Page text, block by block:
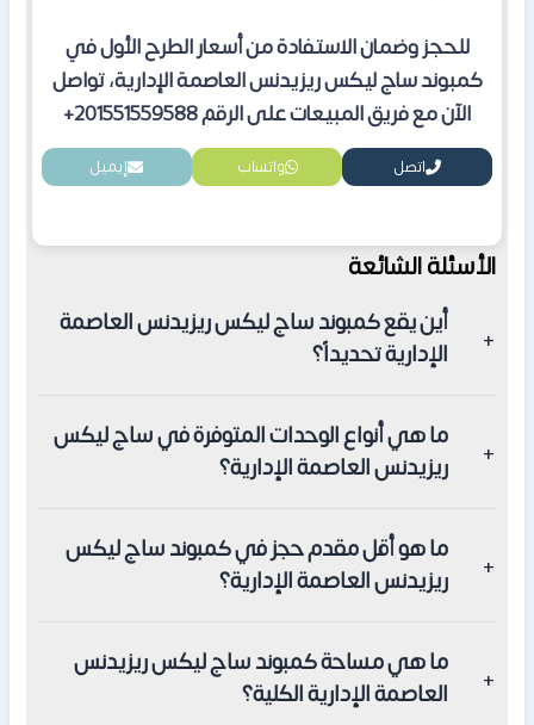
للحجز وضمان الاستفادة من أسعار الطرح الأول في
كمبوند ساج ليكس ريزيدنس العاصمة الإدارية، تواصل
الآن مع فريق المبيعات على الرقم 201551559588+
اتصل واتساب إيميل
الأسئلة الشائعة
​أين يقع كمبوند ساج ليكس ريزيدنس العاصمة
الإدارية تحديداً؟
القطعة رقم M6، وهو موقع استراتيجي بالقرب من الحي
الدبلوماسي والنهر الأخضر.
​ما هي أنواع الوحدات المتوفرة في ساج ليكس
ريزيدنس العاصمة الإدارية؟
يوفر الكمبوند تشكيلة متنوعة تشمل استوديوهات، شقق
سكنية مكونة من غرفة واحدة، غرفتين، أو ثلاث غرف، وفلل
​ما هو أقل مقدم حجز في كمبوند ساج ليكس
ريزيدنس العاصمة الإدارية؟
من إجمالي قيمة الوحدة.
​ما هي مساحة كمبوند ساج ليكس ريزيدنس
العاصمة الإدارية الكلية؟